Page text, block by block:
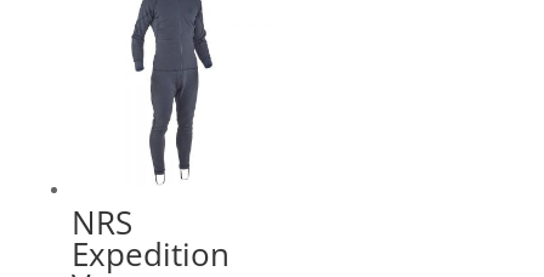
NRS
Expedition